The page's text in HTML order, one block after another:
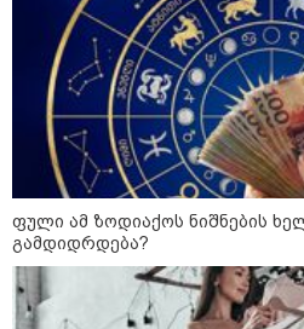
20%-
კატეგორიის ყველა
ფული ამ ზოდიაქოს ნიშნების
გამდიდრდება?